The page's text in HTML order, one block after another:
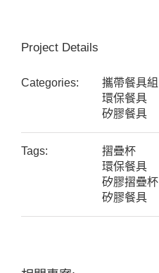
Project Details
Categories:
攜帶餐具組
環保餐具
矽膠餐具
Tags:
摺疊杯
環保餐具
矽膠摺疊杯
矽膠餐具